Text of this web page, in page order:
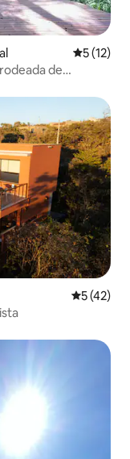
5 (12)
de
5 (42)